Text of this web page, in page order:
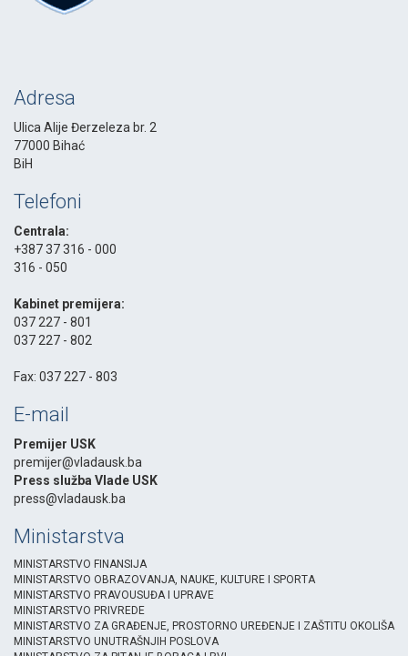
Adresa
Ulica Alije Đerzeleza br. 2
77000 Bihać
BiH
Telefoni
Centrala:
+387 37 316 - 000
316 - 050
Kabinet premijera:
037 227 - 801
037 227 - 802
Fax: 037 227 - 803
E-mail
Premijer USK
premijer@vladausk.ba
Press služba Vlade USK
press@vladausk.ba
Ministarstva
MINISTARSTVO FINANSIJA
MINISTARSTVO OBRAZOVANJA, NAUKE, KULTURE I SPORTA
MINISTARSTVO PRAVOUSUĐA I UPRAVE
MINISTARSTVO PRIVREDE
MINISTARSTVO ZA GRAĐENJE, PROSTORNO UREĐENJE I ZAŠTITU OKOLIŠA
MINISTARSTVO UNUTRAŠNJIH POSLOVA